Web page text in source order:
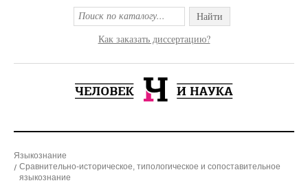
Найти
Как заказать диссертацию?
Языкознание
Сравнительно-историческое, типологическое и сопоставительное
языкознание